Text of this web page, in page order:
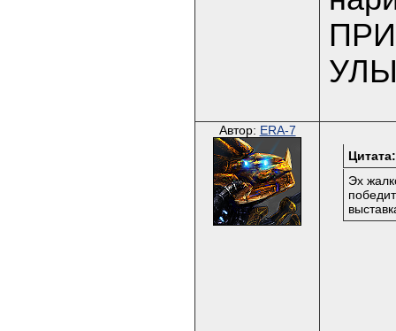
Автор: ERA-7
Цитата:
Эх